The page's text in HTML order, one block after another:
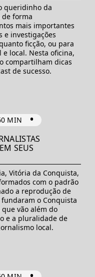
queridinho da
forma
mais importantes
e investigações
ficção, ou para
local. Nesta oficina,
compartilham dicas
de sucesso.
MIN •
SEUS
Vitória da Conquista,
com o padrão
a reprodução de
o Conquista
vão além do
e a pluralidade de
local.